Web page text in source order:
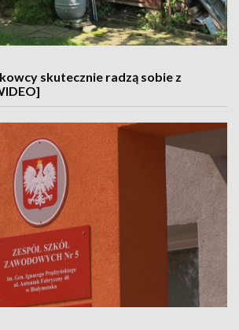
skutecznie radzą sobie z